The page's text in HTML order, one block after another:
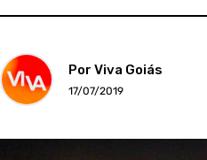
Por Viva Goiás
17/07/2019